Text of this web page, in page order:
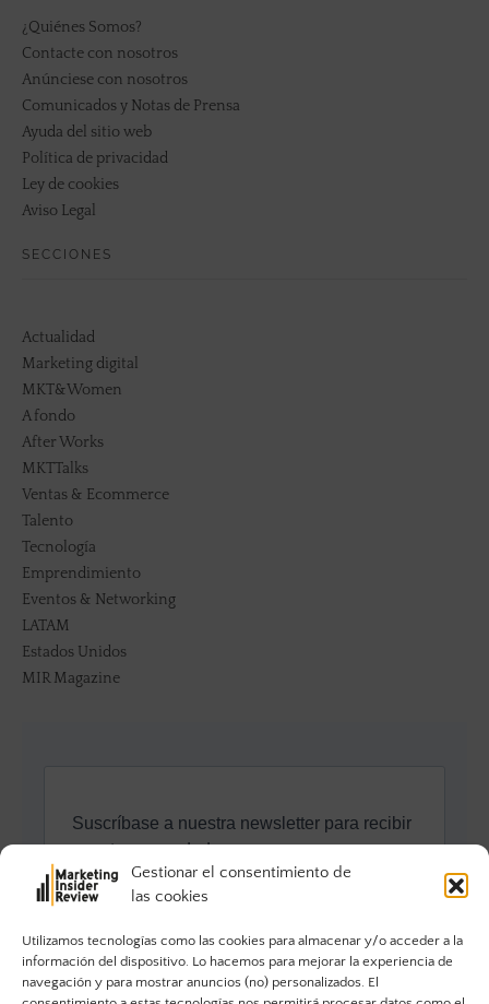
Gestionar el consentimiento de
las cookies
Utilizamos tecnologías como las cookies para almacenar y/o acceder a la
información del dispositivo. Lo hacemos para mejorar la experiencia de
navegación y para mostrar anuncios (no) personalizados. El
¿Quiénes Somos?
Contacte con nosotros
Anúnciese con nosotros
Comunicados y Notas de Prensa
Ayuda del sitio web
Política de privacidad
Ley de cookies
Aviso Legal
SECCIONES
Actualidad
Marketing digital
MKT&Women
A fondo
After Works
MKTTalks
Ventas & Ecommerce
Talento
Tecnología
Emprendimiento
Eventos & Networking
LATAM
Estados Unidos
MIR Magazine